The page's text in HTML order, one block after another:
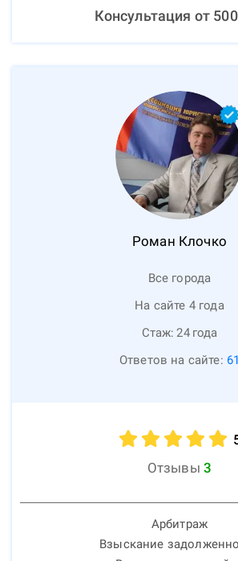
Консультация от 500
Роман Клочко
Все города
На сайте 4 года
Стаж: 24 года
Ответов на сайте: 61
Отзывы 3
Арбитраж
Взыскание